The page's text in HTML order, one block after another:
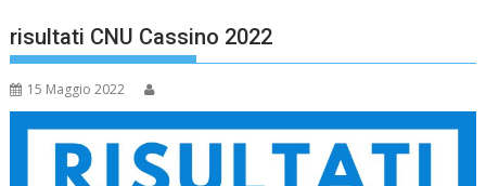
risultati CNU Cassino 2022
15 Maggio 2022